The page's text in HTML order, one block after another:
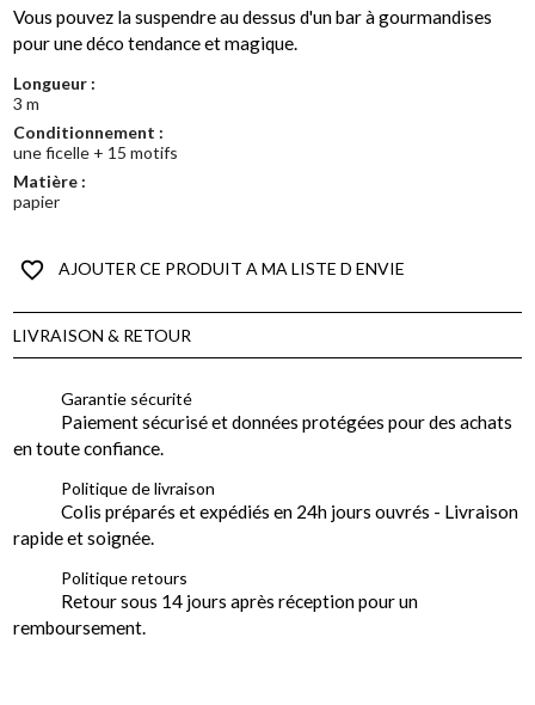
Vous pouvez la suspendre au dessus d'un bar à gourmandises
pour une déco tendance et magique.
Longueur :
3 m
Conditionnement :
une ficelle + 15 motifs
Matière :
papier
favorite_border AJOUTER CE PRODUIT A MA LISTE D ENVIE
LIVRAISON & RETOUR
Garantie sécurité
Paiement sécurisé et données protégées pour des achats
en toute confiance.
Politique de livraison
Colis préparés et expédiés en 24h jours ouvrés - Livraison
rapide et soignée.
Politique retours
Retour sous 14 jours après réception pour un
remboursement.